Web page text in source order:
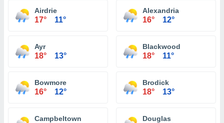
Airdrie
17° 11°
Alexandria
16° 12°
Ayr
18° 13°
Blackwood
18° 11°
Bowmore
16° 12°
Brodick
18° 13°
Campbeltown Douglas